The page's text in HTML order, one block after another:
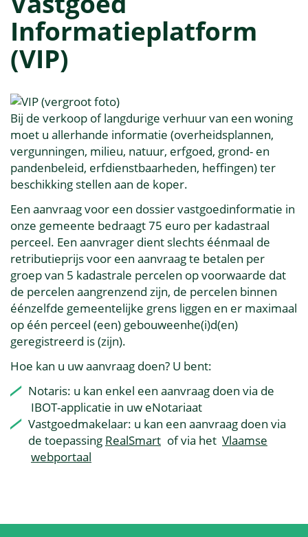
Informatieplatform
(VIP)
Bij de verkoop of langdurige verhuur van een woning
moet u allerhande informatie (overheidsplannen,
vergunningen, milieu, natuur, erfgoed, grond- en
pandenbeleid, erfdienstbaarheden, heffingen) ter
beschikking stellen aan de koper.
Een aanvraag voor een dossier vastgoedinformatie in
onze gemeente bedraagt 75 euro per kadastraal
perceel. Een aanvrager dient slechts éénmaal de
retributieprijs voor een aanvraag te betalen per
groep van 5 kadastrale percelen op voorwaarde dat
de percelen aangrenzend zijn, de percelen binnen
éénzelfde gemeentelijke grens liggen en er maximaal
op één perceel (een) gebouweenhe(i)d(en)
geregistreerd is (zijn).
Hoe kan u uw aanvraag doen? U bent:
Notaris: u kan enkel een aanvraag doen via de
IBOT-applicatie in uw eNotariaat
Vastgoedmakelaar: u kan een aanvraag doen via
de toepassing RealSmart of via het Vlaamse
webportaal